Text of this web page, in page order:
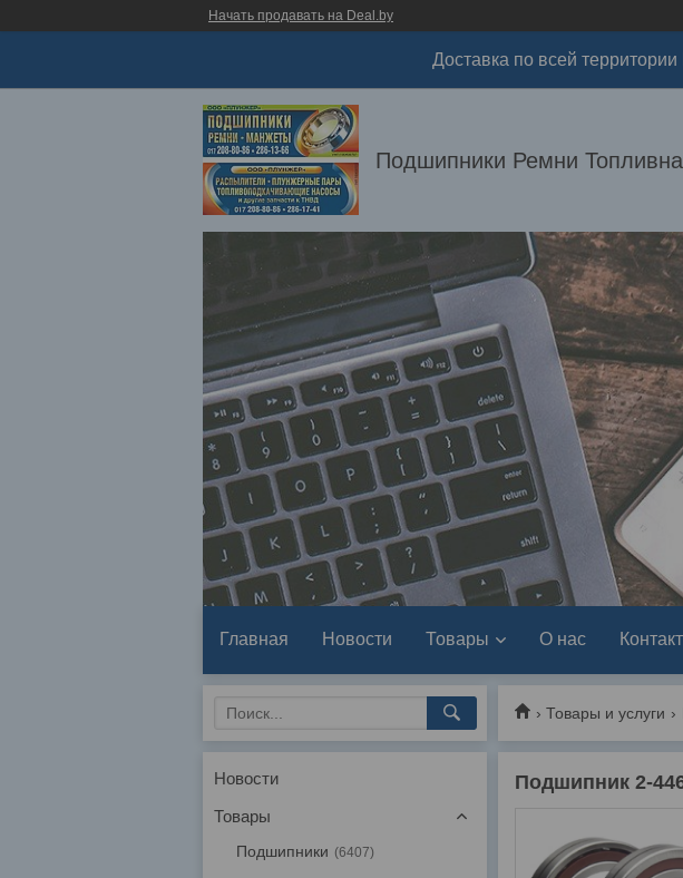
Начать продавать на Deal.by
Доставка по всей
Подшипники Ремни
Главная Новости Товары О нас
Товары и услуги
Подшипник 2-
Новости
Товары
Подшипники 6407